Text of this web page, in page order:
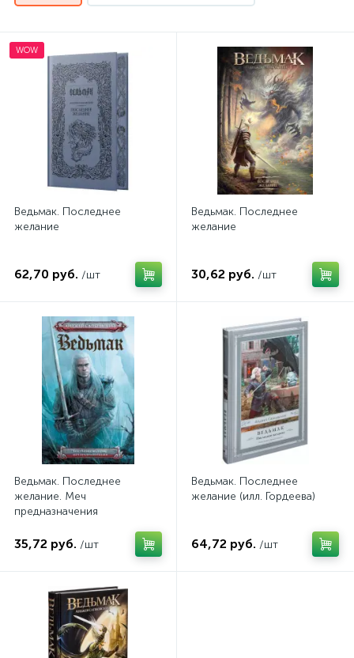
WOW
Ведьмак. Последнее
желание
62,70 руб. /шт
Ведьмак. Последнее
желание
30,62 руб. /шт
Ведьмак. Последнее
желание. Меч
предназначения
35,72 руб. /шт
Ведьмак. Последнее
желание (илл. Гордеева)
64,72 руб. /шт